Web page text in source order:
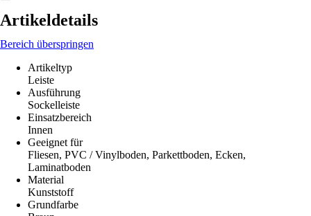
Artikeldetails
Bereich überspringen
Artikeltyp
Leiste
Ausführung
Sockelleiste
Einsatzbereich
Innen
Geeignet für
Fliesen, PVC / Vinylboden, Parkettboden, Ecken,
Laminatboden
Material
Kunststoff
Grundfarbe